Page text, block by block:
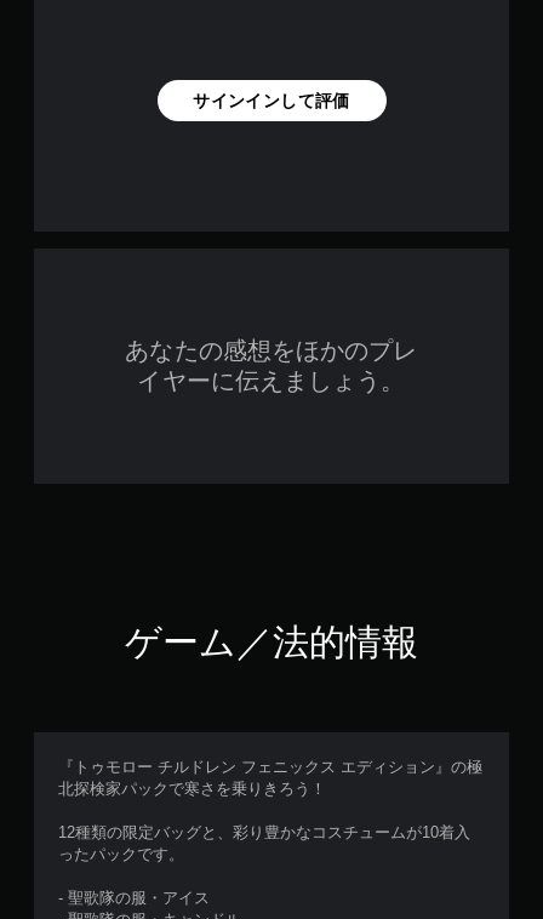
サインインして評価
あなたの感想をほかのプレ
イヤーに伝えましょう。
ゲーム／法的情報
『トゥモロー チルドレン フェニックス エディション』の極
北探検家パックで寒さを乗りきろう！
12種類の限定バッグと、彩り豊かなコスチュームが10着入
ったパックです。
- 聖歌隊の服・アイス